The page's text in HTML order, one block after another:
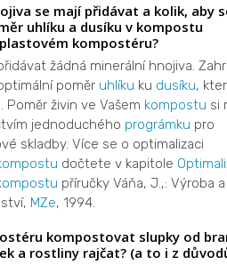
se mají přidávat a kolik, aby
uhlíku a dusíku v kompostu
kompostéru?
žádná minerální hnojiva.
poměr uhlíku ku dusíku,
Poměr živin ve Vašem kompostu si
jednoduchého prográmku pro
skladby. Více se o optimalizaci
dočtete v kapitole
příručky Váňa, J.,: Výroba
MZe, 1994.
kompostovat slupky od
a rostliny rajčat? (a to i z